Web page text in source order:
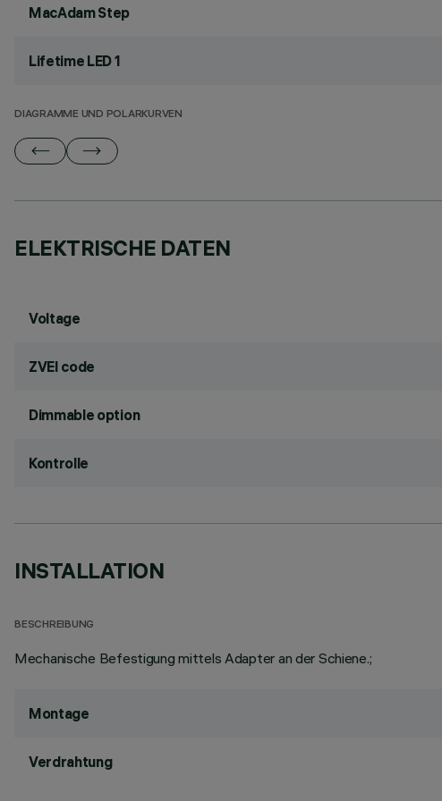
MacAdam Step
Lifetime LED 1
DIAGRAMME UND POLARKURVEN
ELEKTRISCHE DATEN
Voltage
ZVEI code
Dimmable option
Kontrolle
INSTALLATION
BESCHREIBUNG
Mechanische Befestigung mittels Adapter an der Schiene.;
Montage
Verdrahtung